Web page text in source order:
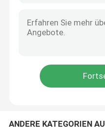
Legen Sie geglaubt
ANDERE KATEGORIEN